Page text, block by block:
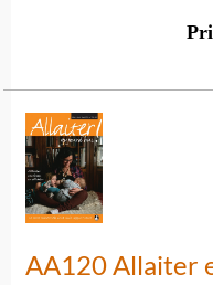
AA120 Allaiter